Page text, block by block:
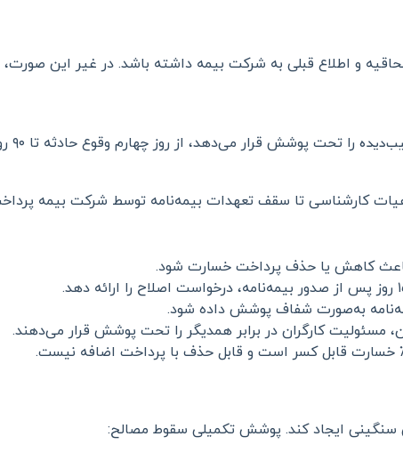
و اطلاع قبلی به شرکت بیمه داشته باشد. در غیر این
را تحت پوشش قرار می‌دهد، از روز چهارم وقوع حادثه تا ۹۰ روز، طبق مبلغ درج شده در بیمه‌نامه.
کارشناسی تا سقف تعهدات بیمه‌نامه توسط شرکت بیمه
باعث کاهش یا حذف پرداخت خسارت شود.
به‌صورت شفاف پوشش داده شود.
مسئولیت کارگران در برابر همدیگر را تحت پوشش قرار می‌دهند.
سنگینی ایجاد کند. پوشش تکمیلی سقوط مصالح: